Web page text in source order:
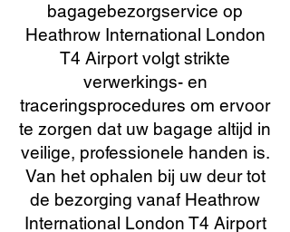
bagagebezorgservice op
Heathrow International London
T4 Airport volgt strikte
verwerkings- en
traceringsprocedures om ervoor
te zorgen dat uw bagage altijd in
veilige, professionele handen is.
Van het ophalen bij uw deur tot
de bezorging vanaf Heathrow
International London T4 Airport